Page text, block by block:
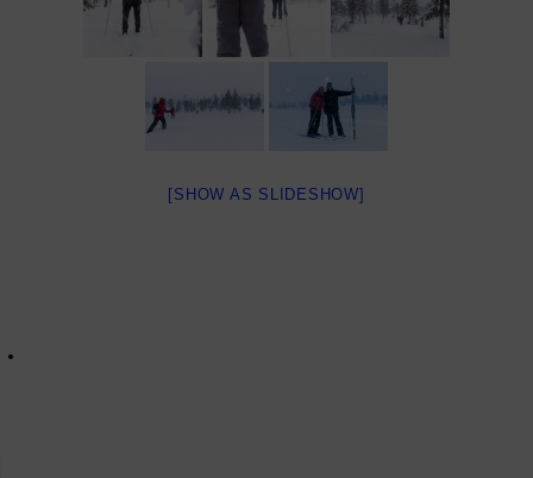
[SHOW AS SLIDESHOW]